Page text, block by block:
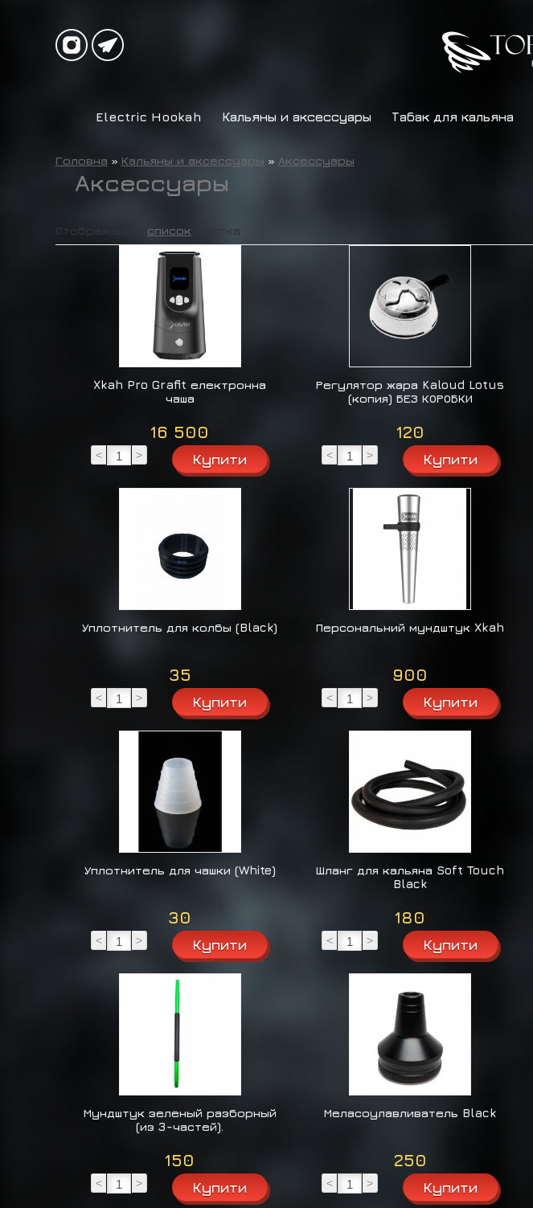
Electric Hookah Кальяны и аксессуары Табак для кальяна
Головна » Кальяны и аксессуары » Аксессуары
Аксессуары
Отображение: список сетка
Xkah Pro Grafit електронна
чаша
16 500
< >
Регулятор жара Kaloud Lotus
(копия) БЕЗ КОРОБКИ
120
< >
Уплотнитель для колбы (Black)
35
< >
Персональний мундштук Xkah
900
< >
Уплотнитель для чашки (White)
30
< >
Шланг для кальяна Soft Touch
Black
180
< >
Мундштук зеленый разборный
(из 3-частей).
150
< >
Меласоулавливатель Black
250
< >